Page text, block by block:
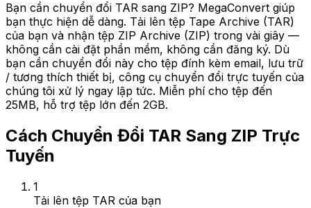
Bạn cần chuyển đổi TAR sang ZIP? MegaConvert giúp
bạn thực hiện dễ dàng. Tải lên tệp Tape Archive (TAR)
của bạn và nhận tệp ZIP Archive (ZIP) trong vài giây —
không cần cài đặt phần mềm, không cần đăng ký. Dù
bạn cần chuyển đổi này cho tệp đính kèm email, lưu trữ
/ tương thích thiết bị, công cụ chuyển đổi trực tuyến của
chúng tôi xử lý ngay lập tức. Miễn phí cho tệp đến
25MB, hỗ trợ tệp lớn đến 2GB.
Cách Chuyển Đổi TAR Sang ZIP Trực
Tuyến
1
Tải lên tệp TAR của bạn